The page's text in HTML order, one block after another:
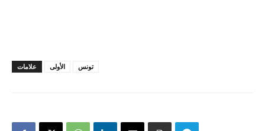
علامات الأولى تونس